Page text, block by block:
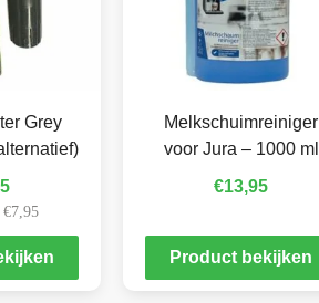
Grey
€7,95
Melkschuimreiniger
voor Jura – 1000 ml
€13,95
Product bekijken